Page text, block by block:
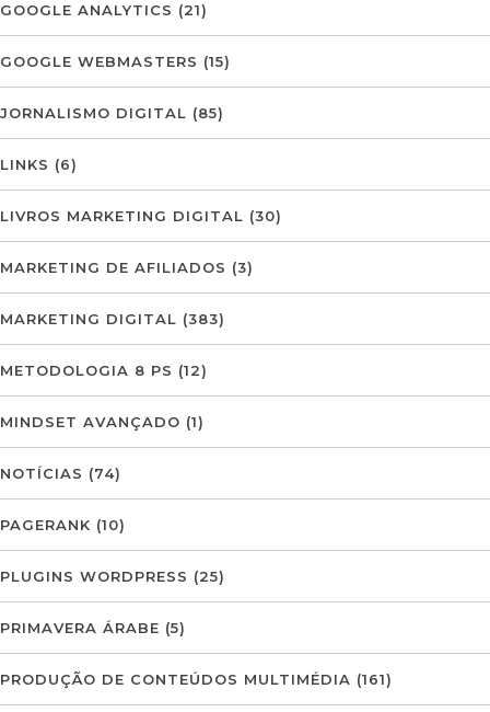
GOOGLE ANALYTICS (21)
GOOGLE WEBMASTERS (15)
JORNALISMO DIGITAL (85)
LINKS (6)
LIVROS MARKETING DIGITAL (30)
MARKETING DE AFILIADOS (3)
MARKETING DIGITAL (383)
METODOLOGIA 8 PS (12)
MINDSET AVANÇADO (1)
NOTÍCIAS (74)
PAGERANK (10)
PLUGINS WORDPRESS (25)
PRIMAVERA ÁRABE (5)
PRODUÇÃO DE CONTEÚDOS MULTIMÉDIA (161)